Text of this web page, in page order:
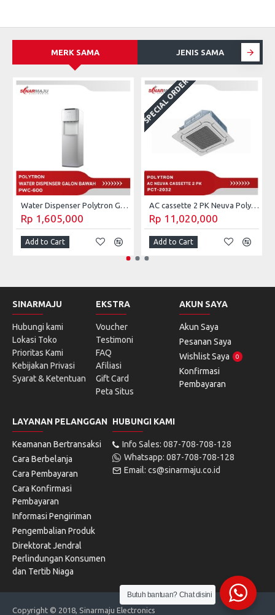
MERK SAMA JENIS SAMA
Water Dispenser Polytron Galon Bawah PWC-600
Rp 1,605,000
Add to Cart
SPECIAL ORDER
AC cassette 2 PK Neuva Polytron PCT-2032
Rp 11,020,000
Add to Cart
SINARMAJU
Hubungi kami
Lokasi Toko
Prioritas Kami
Kebijakan Privasi
Syarat & Ketentuan
EKSTRA
Voucher
Testimoni
FAQ
Afiliasi
Gift Card
Peta Situs
AKUN SAYA
Akun Saya
Pesanan Saya
Wishlist Saya
0
Konfirmasi
Pembayaran
LAYANAN PELANGGAN
Keamanan Bertransaksi
Cara Berbelanja
Cara Pembayaran
Cara Konfirmasi
Pembayaran
Informasi Pengiriman
Pengembalian Produk
Direktorat Jendral
Perlindungan Konsumen
dan Tertib Niaga
HUBUNGI KAMI
Info Sales: 087-708-708-128
Whatsapp: 087-708-708-128
Email: cs@sinarmaju.co.id
Copyright © 2018, Sinarmaju Electronics
Butuh bantuan? Chat disini